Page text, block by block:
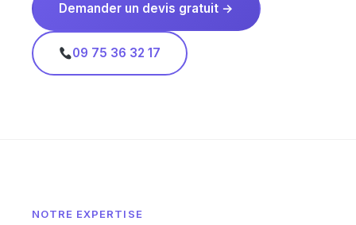
Demander un devis gratuit →
09 75 36 32 17
NOTRE EXPERTISE